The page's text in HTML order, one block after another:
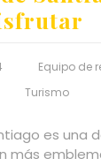
Equipo de
Turismo
más